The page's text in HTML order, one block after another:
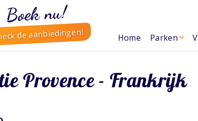
Boek nu!
de aanbiedingen! Home Parken
Provence - Frankrijk